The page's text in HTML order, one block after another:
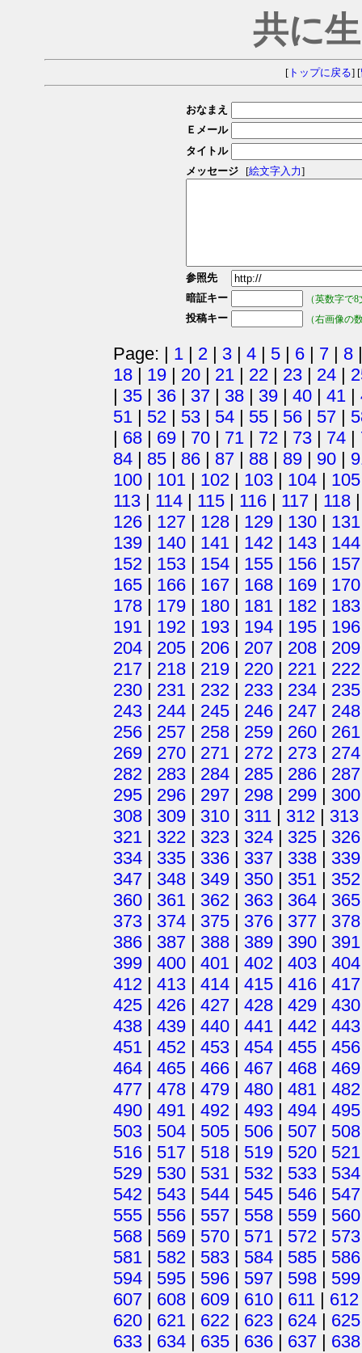
共に
[トップに戻る] [
おなまえ
Ｅメール
タイトル
メッセージ
[絵文字入力]
参照先
暗証キー
（英数字で
投稿キー （右画像の
Page: | 1 | 2 | 3 | 4 | 5 | 6 | 7 | 8
18 | 19 | 20 | 21 | 22 | 23 | 24 |
| 35 | 36 | 37 | 38 | 39 | 40 | 41 |
51 | 52 | 53 | 54 | 55 | 56 | 57 |
| 68 | 69 | 70 | 71 | 72 | 73 | 74 |
84 | 85 | 86 | 87 | 88 | 89 | 90 |
100 | 101 | 102 | 103 | 104 | 105
113 | 114 | 115 | 116 | 117 | 118
126 | 127 | 128 | 129 | 130 | 131
139 | 140 | 141 | 142 | 143 | 144
152 | 153 | 154 | 155 | 156 | 157
165 | 166 | 167 | 168 | 169 | 170
178 | 179 | 180 | 181 | 182 | 183
191 | 192 | 193 | 194 | 195 | 196
204 | 205 | 206 | 207 | 208 | 209
217 | 218 | 219 | 220 | 221 | 222
230 | 231 | 232 | 233 | 234 | 235
243 | 244 | 245 | 246 | 247 | 248
256 | 257 | 258 | 259 | 260 | 261
269 | 270 | 271 | 272 | 273 | 274
282 | 283 | 284 | 285 | 286 | 287
295 | 296 | 297 | 298 | 299 | 300
308 | 309 | 310 | 311 | 312 | 313
321 | 322 | 323 | 324 | 325 | 326
334 | 335 | 336 | 337 | 338 | 339
347 | 348 | 349 | 350 | 351 | 352
360 | 361 | 362 | 363 | 364 | 365
373 | 374 | 375 | 376 | 377 | 378
386 | 387 | 388 | 389 | 390 | 391
399 | 400 | 401 | 402 | 403 | 404
412 | 413 | 414 | 415 | 416 | 417
425 | 426 | 427 | 428 | 429 | 430
438 | 439 | 440 | 441 | 442 | 443
451 | 452 | 453 | 454 | 455 | 456
464 | 465 | 466 | 467 | 468 | 469
477 | 478 | 479 | 480 | 481 | 482
490 | 491 | 492 | 493 | 494 | 495
503 | 504 | 505 | 506 | 507 | 508
516 | 517 | 518 | 519 | 520 | 521
529 | 530 | 531 | 532 | 533 | 534
542 | 543 | 544 | 545 | 546 | 547
555 | 556 | 557 | 558 | 559 | 560
568 | 569 | 570 | 571 | 572 | 573
581 | 582 | 583 | 584 | 585 | 586
594 | 595 | 596 | 597 | 598 | 599
607 | 608 | 609 | 610 | 611 | 612
620 | 621 | 622 | 623 | 624 | 625
633 | 634 | 635 | 636 | 637 | 638